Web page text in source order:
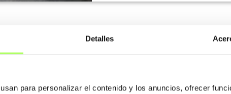
Detalles
para personalizar el contenido y los anuncios, ofrecer
único bloque de acero